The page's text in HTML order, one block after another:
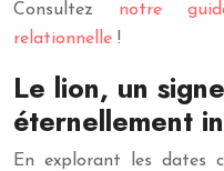
Consultez notre
relationnelle !
Le lion, un
éternellement
En explorant les dates